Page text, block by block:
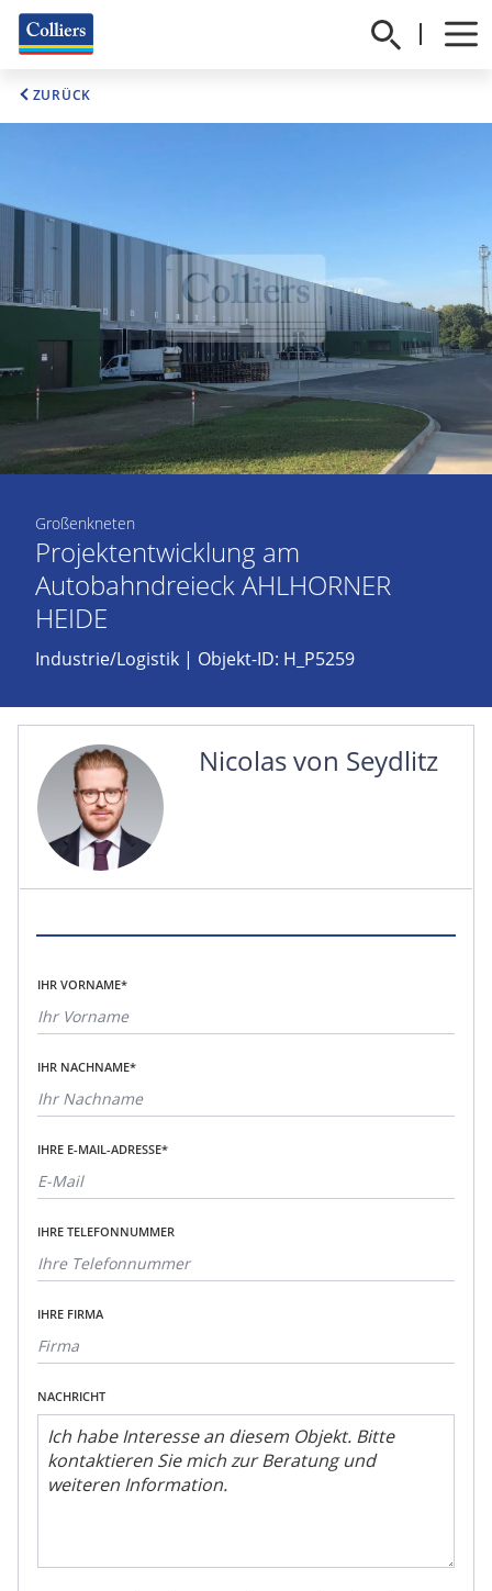
ZURÜCK
Großenkneten
Projektentwicklung am
Autobahndreieck AHLHORNER
HEIDE
Industrie/Logistik | Objekt-ID: H_P5259
Nicolas von Seydlitz
IHR VORNAME*
IHR NACHNAME*
IHRE E-MAIL-ADRESSE*
IHRE TELEFONNUMMER
IHRE FIRMA
NACHRICHT